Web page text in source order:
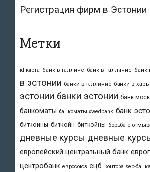
Регистрация фирм в Эстонии
Метки
id-карта банк в таллине банк в таллинне банк
в эстонии банки в таллинне банки в
эстонии банки эстонии банк
банкоматы банкоматы swedbank банк
биткоины биткойн биткойны борьба с
дневные курсы дневные
европейский центральный банк
центробанк евросоюз ецб контора seb-банка